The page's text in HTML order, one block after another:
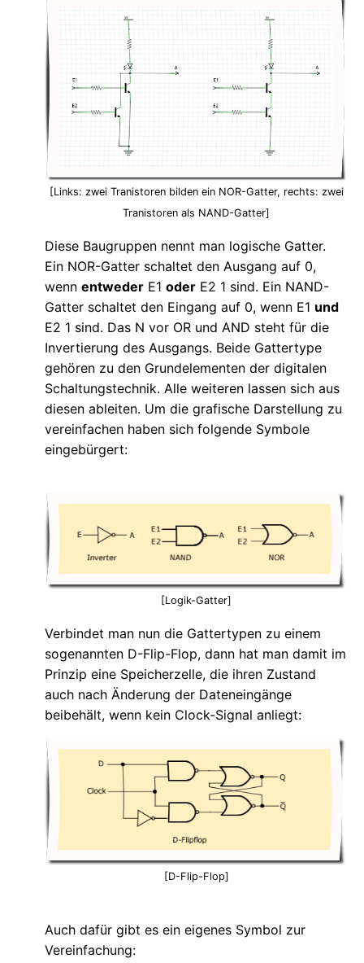
[Links: zwei Tranistoren bilden ein NOR-Gatter, rechts: zwei
Tranistoren als NAND-Gatter]
Diese Baugruppen nennt man logische Gatter.
Ein NOR-Gatter schaltet den Ausgang auf 0,
wenn entweder E1 oder E2 1 sind. Ein NAND-
Gatter schaltet den Eingang auf 0, wenn E1 und
E2 1 sind. Das N vor OR und AND steht für die
Invertierung des Ausgangs. Beide Gattertype
gehören zu den Grundelementen der digitalen
Schaltungstechnik. Alle weiteren lassen sich aus
diesen ableiten. Um die grafische Darstellung zu
vereinfachen haben sich folgende Symbole
eingebürgert:
[Logik-Gatter]
Verbindet man nun die Gattertypen zu einem
sogenannten D-Flip-Flop, dann hat man damit im
Prinzip eine Speicherzelle, die ihren Zustand
auch nach Änderung der Dateneingänge
beibehält, wenn kein Clock-Signal anliegt:
[D-Flip-Flop]
Auch dafür gibt es ein eigenes Symbol zur
Vereinfachung: